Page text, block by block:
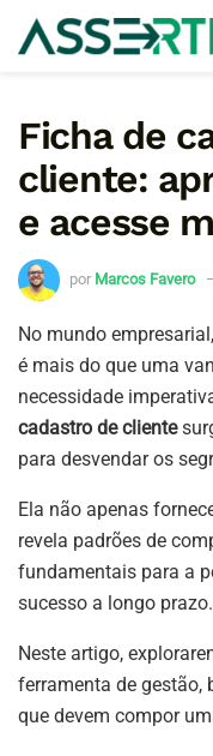
Ficha de
cliente:
e acesse
por Marcos Favero
No mundo
é mais do que uma
necessidade
cadastro de cliente
para desvendar os
Ela não apenas
revela padrões de
fundamentais para a
sucesso a longo prazo.
Neste artigo,
ferramenta de gestão,
que devem compor